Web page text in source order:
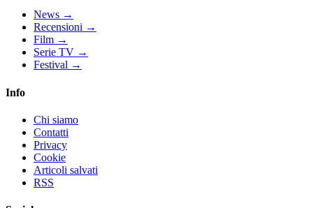
News →
Recensioni →
Film →
Serie TV →
Festival →
Info
Chi siamo
Contatti
Privacy
Cookie
Articoli salvati
RSS